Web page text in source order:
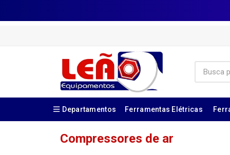
Departamentos Ferramentas Elétricas
Compressores de ar